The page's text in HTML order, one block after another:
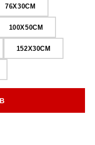
76X30CM
100X50CM
152X30CM